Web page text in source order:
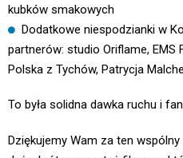
kubków smakowych
Dodatkowe niespodzianki w
partnerów: studio Oriflame, EMS
Polska z Tychów, Patrycja
To była solidna dawka ruchu i
Dziękujemy Wam za ten wspólny